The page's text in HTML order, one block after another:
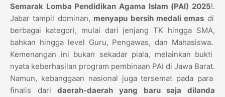
Semarak Lomba Pendidikan Agama Islam (PAI) 2025!.
Jabar tampil dominan, menyapu bersih medali emas di
berbagai kategori, mulai dari jenjang TK hingga SMA,
bahkan hingga level Guru, Pengawas, dan Mahasiswa.
Kemenangan ini bukan sekadar piala, melainkan bukti
nyata keberhasilan program pembinaan PAI di Jawa Barat.
Namun, kebanggaan nasional juga tersemat pada para
finalis daridaerah-daerah yang baru saja dilanda